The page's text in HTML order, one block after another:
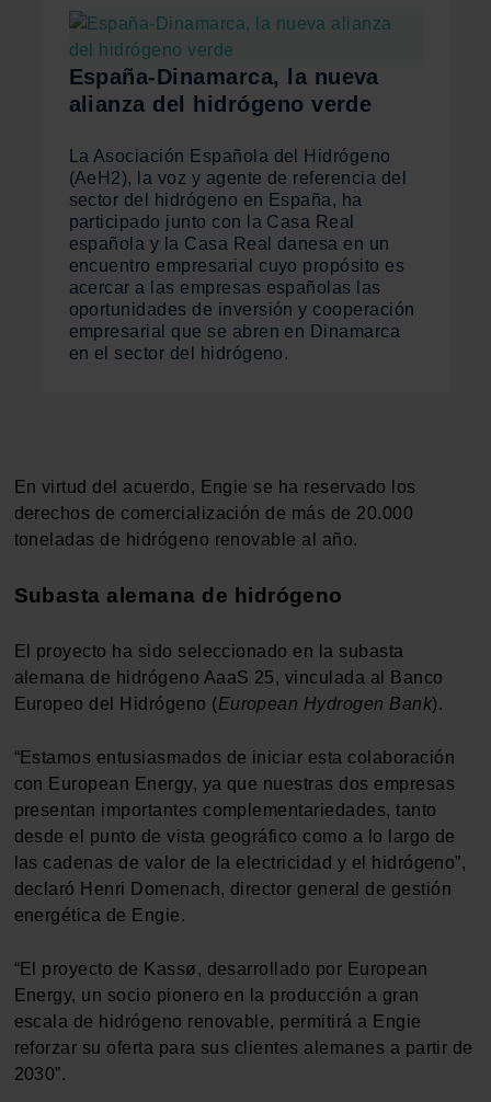
España-Dinamarca, la nueva
alianza del hidrógeno verde
La Asociación Española del Hidrógeno
(AeH2), la voz y agente de referencia del
sector del hidrógeno en España, ha
participado junto con la Casa Real
española y la Casa Real danesa en un
encuentro empresarial cuyo propósito es
acercar a las empresas españolas las
oportunidades de inversión y cooperación
empresarial que se abren en Dinamarca
en el sector del hidrógeno.
En virtud del acuerdo, Engie se ha reservado los
derechos de comercialización de más de 20.000
toneladas de hidrógeno renovable al año.
Subasta alemana de hidrógeno
El proyecto ha sido seleccionado en la subasta
alemana de hidrógeno AaaS 25, vinculada al Banco
Europeo del Hidrógeno (European Hydrogen Bank).
“Estamos entusiasmados de iniciar esta colaboración
con European Energy, ya que nuestras dos empresas
presentan importantes complementariedades, tanto
desde el punto de vista geográfico como a lo largo de
las cadenas de valor de la electricidad y el hidrógeno”,
declaró Henri Domenach, director general de gestión
energética de Engie.
“El proyecto de Kassø, desarrollado por European
Energy, un socio pionero en la producción a gran
escala de hidrógeno renovable, permitirá a Engie
reforzar su oferta para sus clientes alemanes a partir de
2030”.